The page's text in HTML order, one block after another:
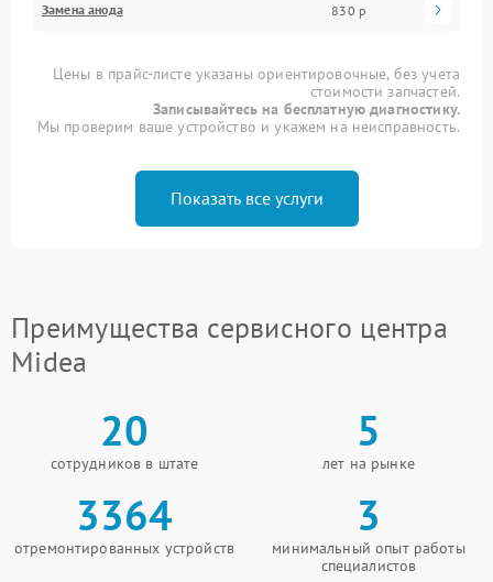
Замена анода 830 р
Цены в прайс-листе указаны ориентировочные, без учета
стоимости запчастей.
Записывайтесь на бесплатную диагностику.
Мы проверим ваше устройство и укажем на неисправность.
Показать все услуги
Преимущества сервисного центра
Midea
20
сотрудников в штате
5
лет на рынке
3364
отремонтированных устройств
3
минимальный опыт работы
специалистов